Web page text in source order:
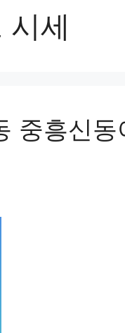
시세
중흥신